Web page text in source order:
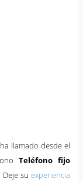
llamado desde el
Teléfono fijo
Deje su experiencia